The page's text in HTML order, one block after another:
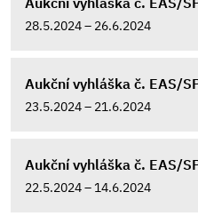
28.5.2024 – 26.6.2024
Aukční vyhláška č. EAS/
23.5.2024 – 21.6.2024
Aukční vyhláška č. EAS/
22.5.2024 – 14.6.2024